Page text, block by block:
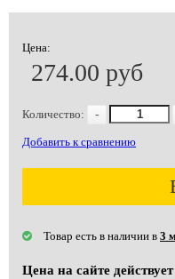
Цена:
274.00 руб
Количество: -
Добавить к сравнению
Товар есть в наличии в 3
Цена на сайте